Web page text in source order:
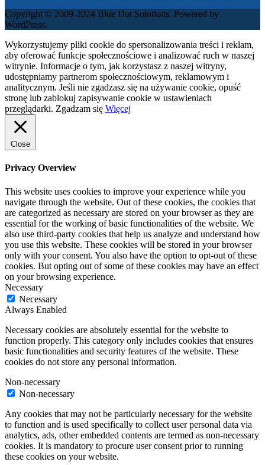
Copyright © 2009-2024 Blue Dot Solutions. Powered by
WordPress.
Wykorzystujemy pliki cookie do spersonalizowania treści i reklam,
aby oferować funkcje społecznościowe i analizować ruch w naszej
witrynie. Informacje o tym, jak korzystasz z naszej witryny,
udostępniamy partnerom społecznościowym, reklamowym i
analitycznym. Jeśli nie zgadzasz się na używanie cookie, opuść
stronę lub zablokuj zapisywanie cookie w ustawieniach
przeglądarki. Zgadzam się Więcej
Close
Privacy Overview
This website uses cookies to improve your experience while you
navigate through the website. Out of these cookies, the cookies that
are categorized as necessary are stored on your browser as they are
essential for the working of basic functionalities of the website. We
also use third-party cookies that help us analyze and understand how
you use this website. These cookies will be stored in your browser
only with your consent. You also have the option to opt-out of these
cookies. But opting out of some of these cookies may have an effect
on your browsing experience.
Necessary
Necessary
Always Enabled
Necessary cookies are absolutely essential for the website to
function properly. This category only includes cookies that ensures
basic functionalities and security features of the website. These
cookies do not store any personal information.
Non-necessary
Non-necessary
Any cookies that may not be particularly necessary for the website
to function and is used specifically to collect user personal data via
analytics, ads, other embedded contents are termed as non-necessary
cookies. It is mandatory to procure user consent prior to running
these cookies on your website.